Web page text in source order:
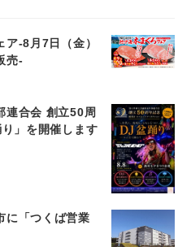
ア-8月7日（金）
売-
連合会 創立50周
」を開催します
に「つくば営業